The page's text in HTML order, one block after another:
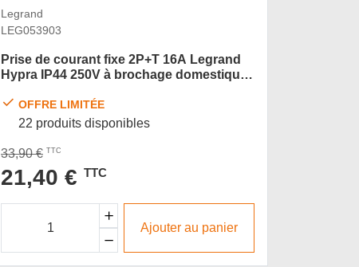
Legrand
LEG053903
Prise de courant fixe 2P+T 16A Legrand
Hypra IP44 250V à brochage domestique
OFFRE LIMITÉE
22 produits disponibles
33,90 € TTC
21,40 € TTC
Ajouter au panier